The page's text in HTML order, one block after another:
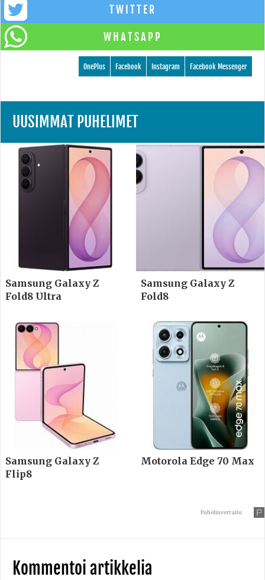
TWITTER
WHATSAPP
Facebook Messenger
Instagram
Facebook
OnePlus
UUSIMMAT PUHELIMET
Samsung Galaxy Z
Fold8 Ultra
Samsung Galaxy Z
Fold8
Samsung Galaxy Z
Flip8
Motorola Edge 70 Max
Puhelinvertailu
Kommentoi artikkelia